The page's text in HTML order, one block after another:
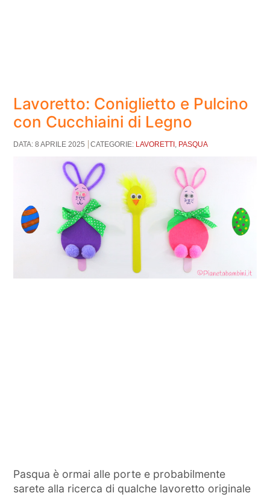
Lavoretto: Coniglietto e Pulcino
con Cucchiaini di Legno
DATA: 8 APRILE 2025 CATEGORIE: LAVORETTI , PASQUA
Pasqua è ormai alle porte e probabilmente
sarete alla ricerca di qualche lavoretto originale